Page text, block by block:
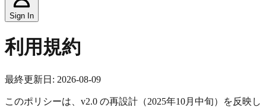
Sign In
利用規約
最終更新日: 2026-08-09
このポリシーは、v2.0 の再設計（2025年10月中旬）を反映し